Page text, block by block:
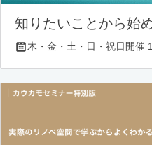
知りたいことから始